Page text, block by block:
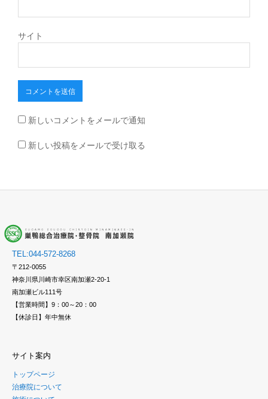
サイト
新しいコメントをメールで通知
新しい投稿をメールで受け取る
TEL:044-572-8268
〒212-0055
神奈川県川崎市幸区南加瀬2-20-1
南加瀬ビル111号
【営業時間】9：00～20：00
【休診日】年中無休
サイト案内
トップページ
治療院について